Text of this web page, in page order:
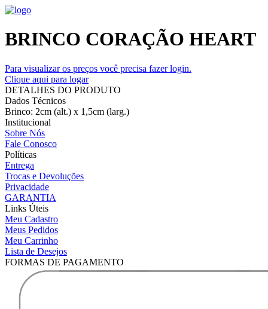
BRINCO CORAÇÃO HEART
Para visualizar os preços você precisa fazer login.
Clique aqui para logar
DETALHES DO PRODUTO
Dados Técnicos
Brinco: 2cm (alt.) x 1,5cm (larg.)
Institucional
Sobre Nós
Fale Conosco
Políticas
Entrega
Trocas e Devoluções
Privacidade
GARANTIA
Links Úteis
Meu Cadastro
Meus Pedidos
Meu Carrinho
Lista de Desejos
FORMAS DE PAGAMENTO